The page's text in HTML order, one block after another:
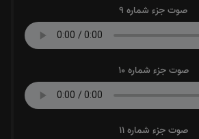
صوت جزء شماره 9
صوت جزء شماره 10
صوت جزء شماره 11